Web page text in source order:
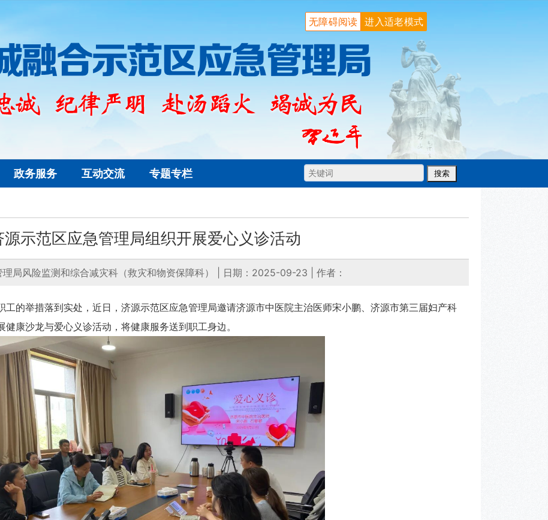
进入适老模式
无障碍阅读
政务服务 互动交流 专题专栏
源示范区应急管理局组织开展爱心义诊活动
局风险监测和综合减灾科（救灾和物资保障科） 日期：2025-09-23 作者：
举措落到实处，近日，济源示范区应急管理局邀请济源市中医院主治医师宋小鹏、济源市第三届妇产科
康沙龙与爱心义诊活动，将健康服务送到职工身边。